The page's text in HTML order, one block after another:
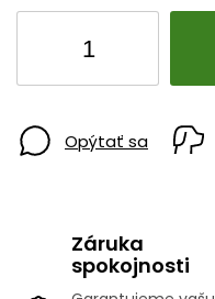
Opýtať sa
Záruka
spokojnosti